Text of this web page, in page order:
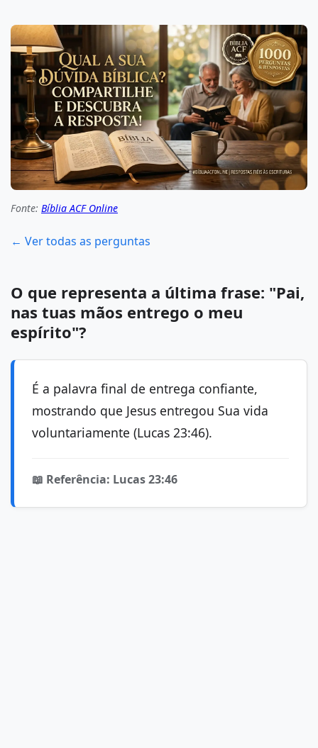
Fonte: Bíblia ACF Online
← Ver todas as perguntas
O que representa a última frase: "Pai,
nas tuas mãos entrego o meu
espírito"?
É a palavra final de entrega confiante,
mostrando que Jesus entregou Sua vida
voluntariamente (Lucas 23:46).
📖 Referência: Lucas 23:46